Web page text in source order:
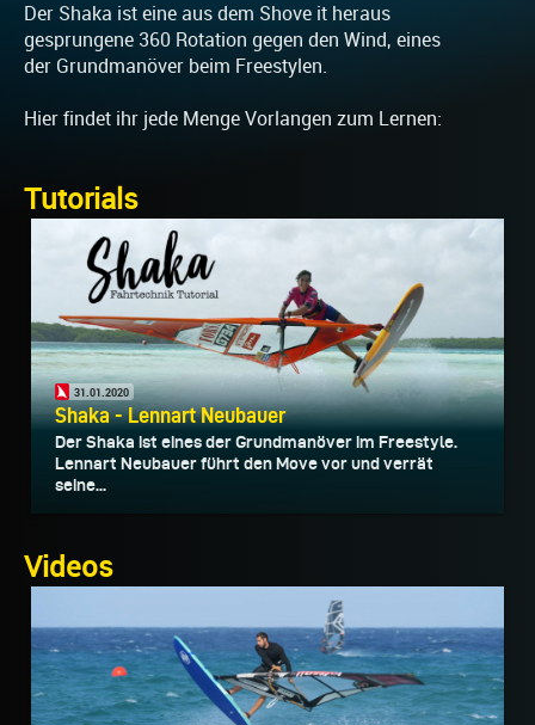
Der Shaka ist eine aus dem Shove it heraus
gesprungene 360 Rotation gegen den Wind, eines
der Grundmanöver beim Freestylen.
Hier findet ihr jede Menge Vorlangen zum Lernen:
Tutorials
31.01.2020
Shaka - Lennart Neubauer
Der Shaka ist eines der Grundmanöver im Freestyle.
Lennart Neubauer führt den Move vor und verrät
seine...
Videos